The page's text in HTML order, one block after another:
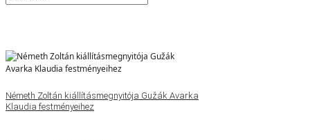
Németh Zoltán kiállításmegnyitója Gužák Avarka
Klaudia festményeihez